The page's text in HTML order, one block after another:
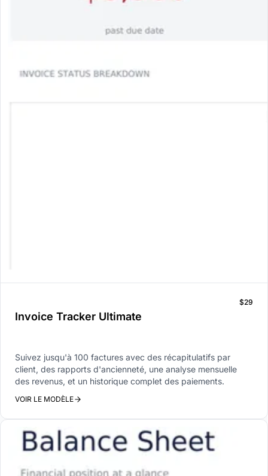
Invoice Tracker Ultimate
$29
Suivez jusqu'à 100 factures avec des récapitulatifs par
client, des rapports d'ancienneté, une analyse mensuelle
des revenus, et un historique complet des paiements.
VOIR LE MODÈLE